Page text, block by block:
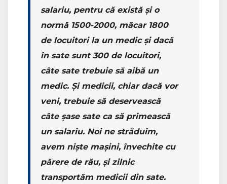
salariu, pentru că există și o
normă 1500-2000, măcar 1800
de locuitori la un medic și dacă
în sate sunt 300 de locuitori,
câte sate trebuie să aibă un
medic. Și medicii, chiar dacă vor
veni, trebuie să deservească
câte șase sate ca să primească
un salariu. Noi ne străduim,
avem niște mașini, învechite cu
părere de rău, și zilnic
transportăm medicii din sate.